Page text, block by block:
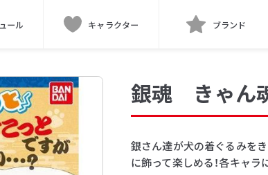
ール キャラクター ブランド
銀魂 きゃん
銀さん達が犬の着ぐるみを
に飾って楽しめる！各キャラ